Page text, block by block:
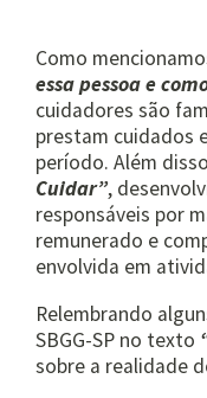
Como
essa pessoa e
cuidadores são
prestam cuidados
período. Além
Cuidar”,
responsáveis por
remunerado e
envolvida em
Relembrando
SBGG-SP no texto
sobre a realidade